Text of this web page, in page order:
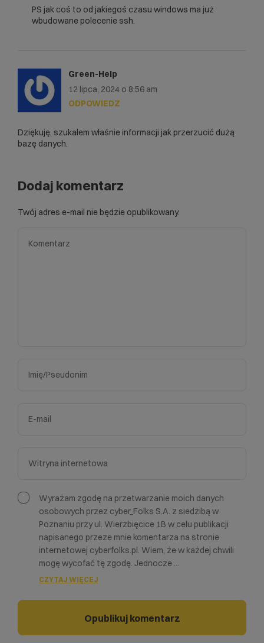
PS jak coś to od jakiegoś czasu windows ma już
wbudowane polecenie ssh.
Green-Help
12 lipca, 2024 o 8:56 am
Dziękuję, szukałem właśnie informacji jak przerzucić dużą
bazę danych.
ODPOWIEDZ
Dodaj komentarz
Twój adres e-mail nie będzie opublikowany.
Wyrażam zgodę na przetwarzanie moich danych
osobowych przez cyber_Folks S.A. z siedzibą w
Poznaniu przy ul. Wierzbięcice 1B w celu publikacji
napisanego przeze mnie komentarza na stronie
internetowej cyberfolks.pl. Wiem, że w każdej chwili
mogę wycofać tę zgodę. Jednocze ...
CZYTAJ WIĘCEJ